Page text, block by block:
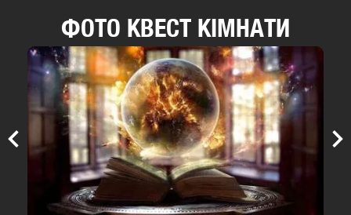
ФОТО КВЕСТ КІМНАТИ
Previous